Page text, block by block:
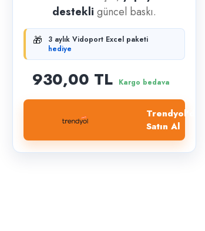
destekli güncel baskı.
🎁
3 aylık Vidoport Excel paketi
hediye
930,00 TL Kargo bedava
Trendyol'dan
Satın Al